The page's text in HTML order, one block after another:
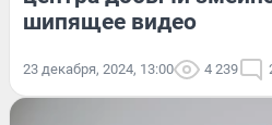
шипящее видео
23 декабря, 2024, 13:00 4 239